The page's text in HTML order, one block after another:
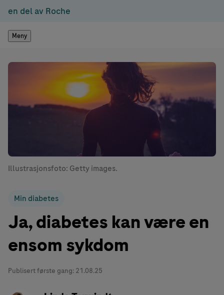
en del av Roche
Meny
Illustrasjonsfoto: Getty images.
Min diabetes
Ja, diabetes kan være en
ensom sykdom
Publisert første gang: 21.08.25